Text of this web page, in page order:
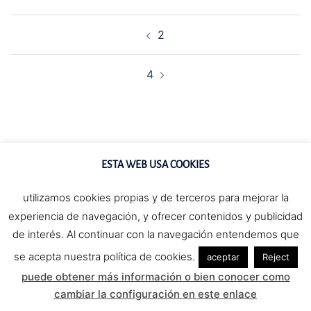
2
4
© 2026 Guerreros Galapagar. Funciona gracias a
Sydney
ESTA WEB USA COOKIES
utilizamos cookies propias y de terceros para mejorar la
experiencia de navegación, y ofrecer contenidos y publicidad
de interés. Al continuar con la navegación entendemos que
se acepta nuestra política de cookies.
aceptar Reject
puede obtener más información o bien conocer como
cambiar la configuración en este enlace